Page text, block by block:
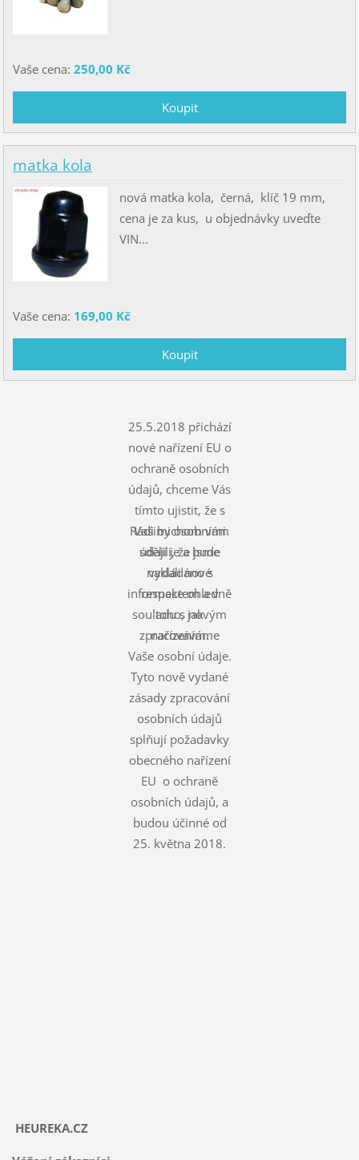
Vaše cena: 250,00 Kč
matka kola
nová matka kola, černá, klíč 19 mm,
cena je za kus, u objednávky uveďte
VIN...
Vaše cena: 169,00 Kč
25.5.2018 přichází
nové nařízení EU o
ochraně osobních
údajů, chceme Vás
tímto ujistit, že s
Vašimi osobními
údaji je a bude
nakládáno s
respektem a v
souladu s novým
nařízením.
Rádi bychom vám
sdělili, že jsme
vydali nové
informace ohledně
toho, jak
zpracováváme
Vaše osobní údaje.
Tyto nově vydané
zásady zpracování
osobních údajů
splňují požadavky
obecného nařízení
EU o ochraně
osobních údajů, a
budou účinné od
25. května 2018.
HEUREKA.CZ